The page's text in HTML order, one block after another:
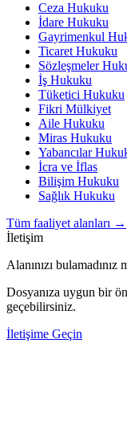
Ceza Hukuku
İdare Hukuku
Gayrimenkul
Ticaret Hukuku
Sözleşmeler
İş Hukuku
Tüketici Hukuku
Fikri Mülkiyet
Aile Hukuku
Miras Hukuku
Yabancılar
İcra ve İflas
Bilişim Hukuku
Sağlık Hukuku
Tüm faaliyet alanları →
İletişim
Alanınızı bulamadınız
Dosyanıza uygun bir
geçebilirsiniz.
İletişime Geçin